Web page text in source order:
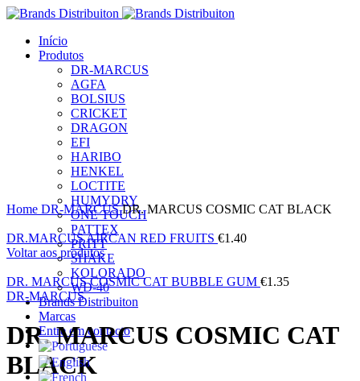
Início
Produtos
DR-MARCUS
AGFA
BOLSIUS
CRICKET
DRAGON
EFI
HARIBO
HENKEL
LOCTITE
HUMYDRY
ONE TOUCH
PATTEX
PRITT
SHAKE
KOLORADO
WD-40
Brands Distribuiton
Marcas
Entre em contacto
Clique para ampliar
Home DR-MARCUSDR. MARCUS COSMIC CAT BLACK
DR.MARCUS AIRCAN RED FRUITS €1.40
Voltar aos produtos
DR. MARCUS COSMIC CAT BUBBLE GUM €1.35
DR-MARCUS
DR. MARCUS COSMIC CAT
BLACK